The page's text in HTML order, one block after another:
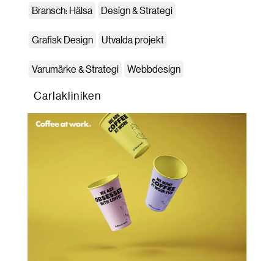
Bransch: Hälsa Design & Strategi
Grafisk Design Utvalda projekt
Varumärke & Strategi Webbdesign
Carlakliniken